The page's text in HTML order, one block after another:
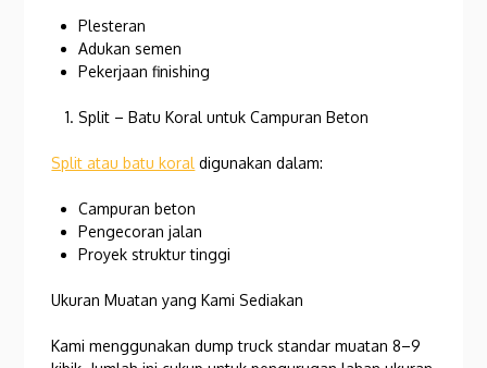
Plesteran
Adukan semen
Pekerjaan finishing
Split – Batu Koral untuk Campuran Beton
Split atau batu koral digunakan dalam:
Campuran beton
Pengecoran jalan
Proyek struktur tinggi
Ukuran Muatan yang Kami Sediakan
Kami menggunakan dump truck standar muatan 8–9